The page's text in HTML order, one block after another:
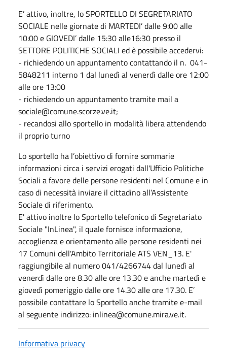
E’ attivo, inoltre, lo SPORTELLO DI SEGRETARIATO
SOCIALE nelle giornate di MARTEDI’ dalle 9:00 alle
10:00 e GIOVEDI’ dalle 15:30 alle16:30 presso il
SETTORE POLITICHE SOCIALI ed è possibile accedervi:
- richiedendo un appuntamento contattando il n. 041-
5848211 interno 1 dal lunedì al venerdì dalle ore 12:00
alle ore 13:00
- richiedendo un appuntamento tramite mail a
sociale@comune.scorze.ve.it;
- recandosi allo sportello in modalità libera attendendo
il proprio turno
Lo sportello ha l’obiettivo di fornire sommarie
informazioni circa i servizi erogati dall'Ufficio Politiche
Sociali a favore delle persone residenti nel Comune e in
caso di necessità inviare il cittadino all’Assistente
Sociale di riferimento.
E' attivo inoltre lo Sportello telefonico di Segretariato
Sociale "InLinea", il quale fornisce informazione,
accoglienza e orientamento alle persone residenti nei
17 Comuni dell'Ambito Territoriale ATS VEN_13. E'
raggiungibile al numero 041/4266744 dal lunedì al
venerdì dalle ore 8.30 alle ore 13.30 e anche martedì e
giovedì pomeriggio dalle ore 14.30 alle ore 17.30. E’
possibile contattare lo Sportello anche tramite e-mail
al seguente indirizzo: inlinea@comune.mira.ve.it.
Informativa privacy